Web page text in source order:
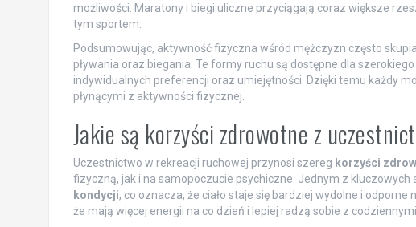
możliwości. Maratony i biegi uliczne przyciągają coraz większe
tym sportem.
Podsumowując, aktywność fizyczna wśród mężczyzn często
pływania oraz biegania. Te formy ruchu są dostępne dla
indywidualnych preferencji oraz umiejętności. Dzięki temu każdy
płynącymi z aktywności fizycznej.
Jakie są korzyści zdrowotne z
Uczestnictwo w rekreacji ruchowej przynosi szereg korzyści
fizyczną, jak i na samopoczucie psychiczne. Jednym z
kondycji, co oznacza, że ciało staje się bardziej wydolne i
że mają więcej energii na co dzień i lepiej radzą sobie z